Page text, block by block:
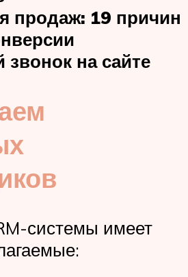
продаж: 19 причин
на сайте
системы имеет